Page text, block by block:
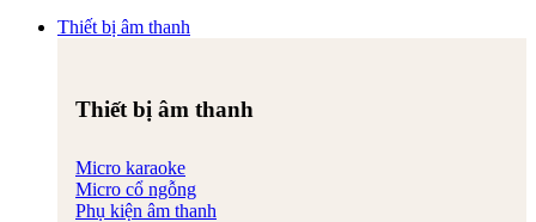
Thiết bị âm thanh
Thiết bị âm thanh
Micro karaoke
Micro cổ ngỗng
Phụ kiện âm thanh